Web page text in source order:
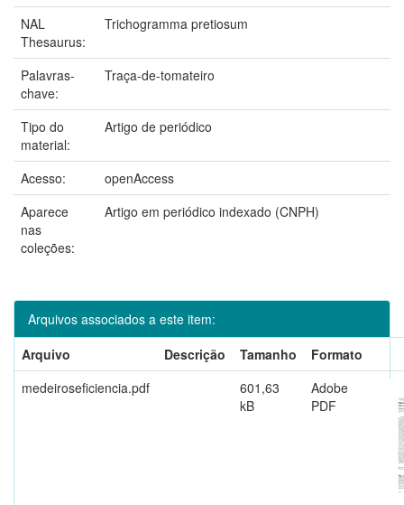
NAL
Thesaurus:
Trichogramma pretiosum
Palavras-
chave:
Traça-de-tomateiro
Tipo do
material:
Artigo de periódico
Acesso:
openAccess
Aparece
nas
coleções:
Artigo em periódico indexado (CNPH)
Arquivos associados a este item:
Arquivo
Descrição Tamanho
Formato
medeiroseficiencia.pdf
601,63
kB
Adobe
PDF